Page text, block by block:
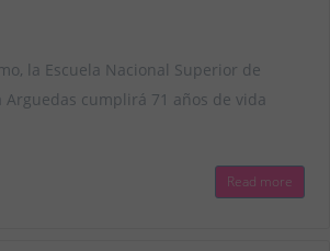
la Escuela Nacional Superior de
Arguedas cumplirá 71 años de vida
Read more